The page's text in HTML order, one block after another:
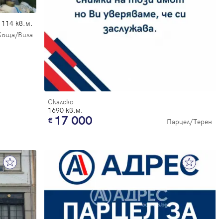
114 кв.м.
Вила
Скалско
1690 кв.м.
17 000 Парцел/Терен